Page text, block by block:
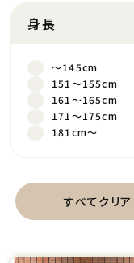
身長
～145cm
151～155cm
161～165cm
171～175cm
181cm～
すべてクリア